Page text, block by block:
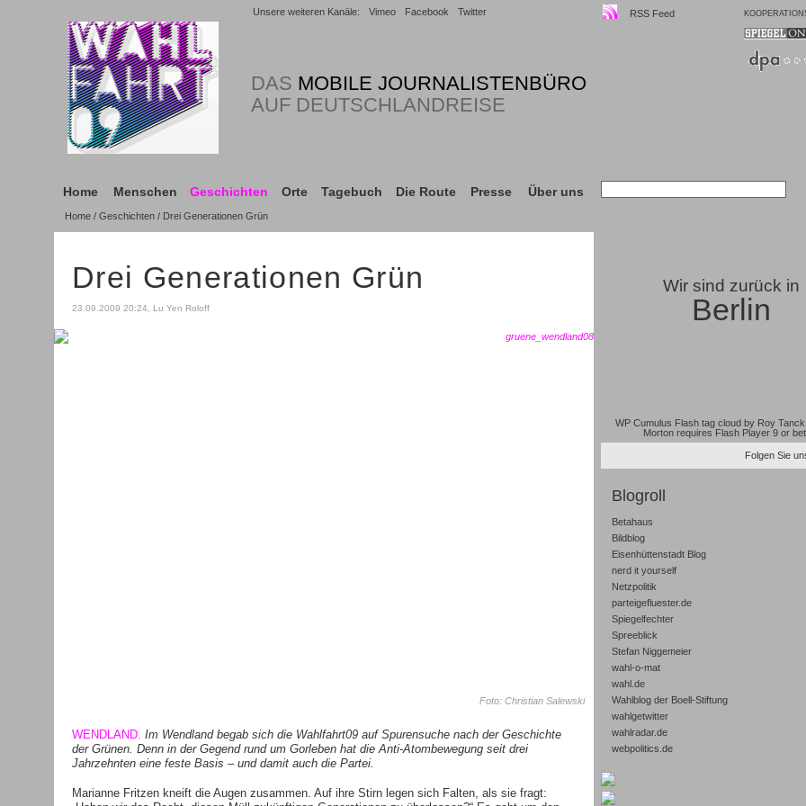
Unsere weiteren Kanäle: Vimeo Facebook Twitter RSS Feed
DAS MOBILE JOURNALISTENBÜRO
AUF DEUTSCHLANDREISE
Home Menschen Geschichten Orte Tagebuch Die Route Presse Über uns
Home / Geschichten / Drei Generationen Grün
Drei Generationen Grün
23.09.2009 20:24, Lu Yen Roloff
Foto: Christian Salewski
WENDLAND. Im Wendland begab sich die Wahlfahrt09 auf Spurensuche nach der Geschichte
der Grünen. Denn in der Gegend rund um Gorleben hat die Anti-Atombewegung seit drei
Jahrzehnten eine feste Basis – und damit auch die Partei.
Marianne Fritzen kneift die Augen zusammen. Auf ihre Stirn legen sich Falten, als sie fragt:
Wir sind zurück in
Berlin
WP Cumulus Flash tag cloud by Roy Tanck
Morton requires Flash Player 9 or
Folgen Sie
Blogroll
Betahaus
Bildblog
Eisenhüttenstadt Blog
nerd it yourself
Netzpolitik
parteigefluester.de
Spiegelfechter
Spreeblick
Stefan Niggemeier
wahl-o-mat
wahl.de
Wahlblog der Boell-Stiftung
wahlgetwitter
wahlradar.de
webpolitics.de